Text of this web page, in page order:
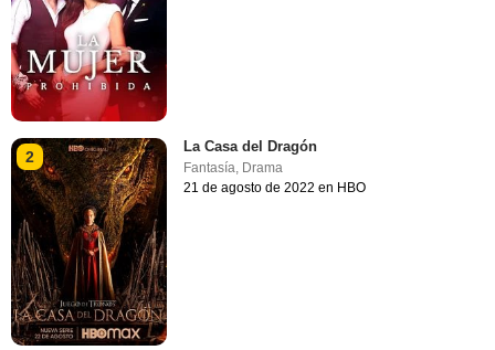
2
La Casa del Dragón
Fantasía Drama
21 de agosto de 2022 en HBO